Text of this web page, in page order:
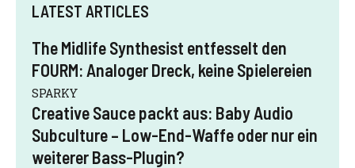
LATEST ARTICLES
The Midlife Synthesist entfesselt den
FOURM: Analoger Dreck, keine Spielereien
SPARKY
Creative Sauce packt aus: Baby Audio
Subculture – Low-End-Waffe oder nur ein
weiterer Bass-Plugin?